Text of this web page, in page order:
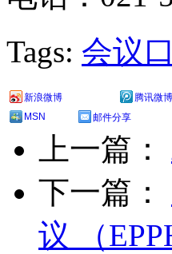
Tags: 会议
新浪微博 腾讯微博
MSN
邮件分享
上一篇：
下一篇：
议 （